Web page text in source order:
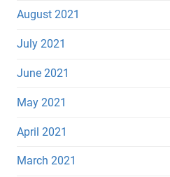
August 2021
July 2021
June 2021
May 2021
April 2021
March 2021